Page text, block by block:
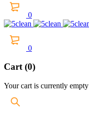
0
0
Cart (0)
Your cart is currently empty